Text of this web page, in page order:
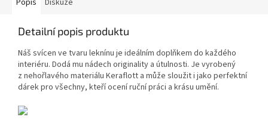
Popis Diskuze
Detailní popis produktu
Náš svícen ve tvaru leknínu je ideálním doplňkem do každého
interiéru. Dodá mu nádech originality a útulnosti. Je vyrobený
z nehořlavého materiálu Keraflott a může sloužit i jako perfektní
dárek pro všechny, kteří ocení ruční práci a krásu umění.